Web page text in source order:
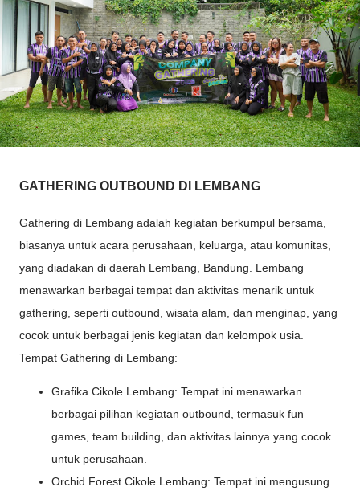
GATHERING OUTBOUND DI LEMBANG
Gathering di Lembang adalah kegiatan berkumpul bersama,
biasanya untuk acara perusahaan, keluarga, atau komunitas,
yang diadakan di daerah Lembang, Bandung. Lembang
menawarkan berbagai tempat dan aktivitas menarik untuk
gathering, seperti outbound, wisata alam, dan menginap, yang
cocok untuk berbagai jenis kegiatan dan kelompok usia.
Tempat Gathering di Lembang:
Grafika Cikole Lembang: Tempat ini menawarkan
berbagai pilihan kegiatan outbound, termasuk fun
games, team building, dan aktivitas lainnya yang cocok
untuk perusahaan.
Orchid Forest Cikole Lembang: Tempat ini mengusung